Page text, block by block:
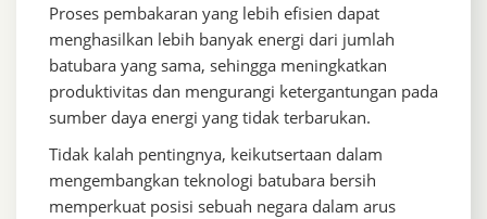
Proses pembakaran yang lebih efisien dapat
menghasilkan lebih banyak energi dari jumlah
batubara yang sama, sehingga meningkatkan
produktivitas dan mengurangi ketergantungan pada
sumber daya energi yang tidak terbarukan.
Tidak kalah pentingnya, keikutsertaan dalam
mengembangkan teknologi batubara bersih
memperkuat posisi sebuah negara dalam arus